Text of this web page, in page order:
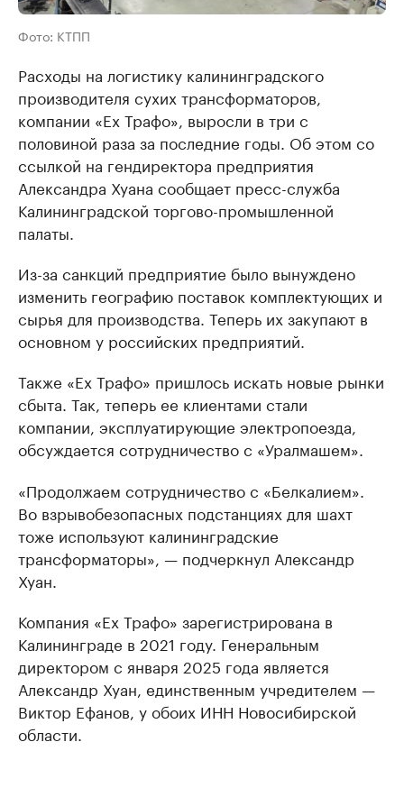
Фото: КТПП
Расходы на логистику калининградского
производителя сухих трансформаторов,
компании «Ех Трафо», выросли в три с
половиной раза за последние годы. Об этом со
ссылкой на гендиректора предприятия
Александра Хуана сообщает пресс-служба
Калининградской торгово-промышленной
палаты.
Из-за санкций предприятие было вынуждено
изменить географию поставок комплектующих и
сырья для производства. Теперь их закупают в
основном у российских предприятий.
Также «Ех Трафо» пришлось искать новые рынки
сбыта. Так, теперь ее клиентами стали
компании, эксплуатирующие электропоезда,
обсуждается сотрудничество с «Уралмашем».
«Продолжаем сотрудничество с «Белкалием».
Во взрывобезопасных подстанциях для шахт
тоже используют калининградские
трансформаторы», — подчеркнул Александр
Хуан.
Компания «Ех Трафо» зарегистрирована в
Калининграде в 2021 году. Генеральным
директором с января 2025 года является
Александр Хуан, единственным учредителем —
Виктор Ефанов, у обоих ИНН Новосибирской
области.